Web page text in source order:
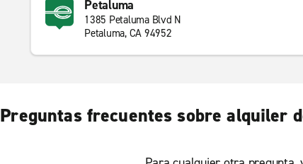
Petaluma
1385 Petaluma Blvd N
Petaluma, CA 94952
Preguntas frecuentes sobre alquiler